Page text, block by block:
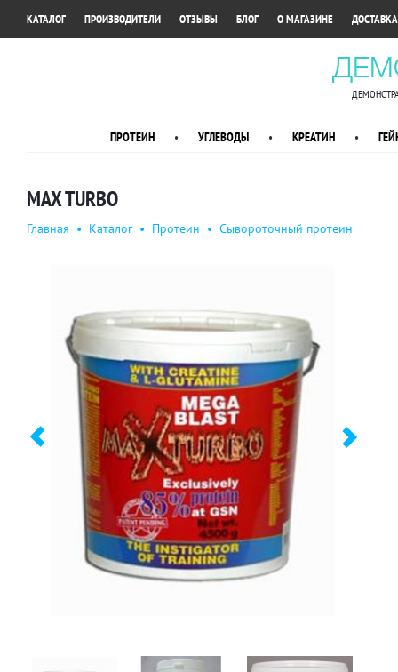
КАТАЛОГ ПРОИЗВОДИТЕЛИ ОТЗЫВЫ БЛОГ О МАГАЗИНЕ
ПРОТЕИН • УГЛЕВОДЫ • КРЕАТИН •
MAX TURBO
Главная • Каталог • Протеин • Сывороточный протеин